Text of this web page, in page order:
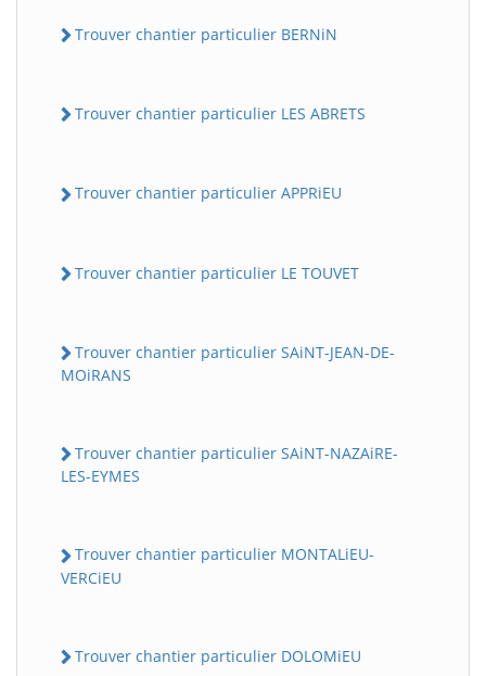
Trouver chantier particulier BERNiN
Trouver chantier particulier LES ABRETS
Trouver chantier particulier APPRiEU
Trouver chantier particulier LE TOUVET
Trouver chantier particulier SAiNT-JEAN-DE-
MOiRANS
Trouver chantier particulier SAiNT-NAZAiRE-
LES-EYMES
Trouver chantier particulier MONTALiEU-
VERCiEU
Trouver chantier particulier DOLOMiEU